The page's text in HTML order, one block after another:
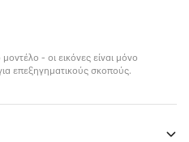
- οι εικόνες είναι μόνο
επεξηγηματικούς σκοπούς.